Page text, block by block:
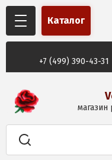
Каталог
+7 (499) 390-43-31
магазин